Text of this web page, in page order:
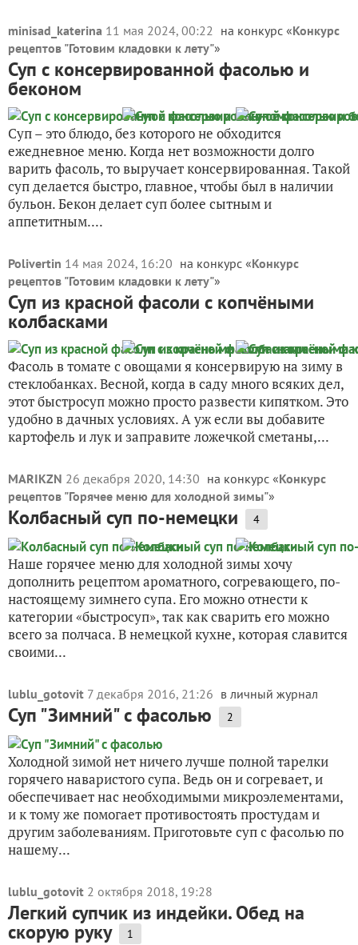
minisad_katerina 11 мая 2024, 00:22 на конкурс «Конкурс
рецептов "Готовим кладовки к лету"»
Суп с консервированной фасолью и
беконом
Суп – это блюдо, без которого не обходится
ежедневное меню. Когда нет возможности долго
варить фасоль, то выручает консервированная. Такой
суп делается быстро, главное, чтобы был в наличии
бульон. Бекон делает суп более сытным и
аппетитным....
Polivertin 14 мая 2024, 16:20 на конкурс «Конкурс
рецептов "Готовим кладовки к лету"»
Суп из красной фасоли с копчёными
колбасками
Фасоль в томате с овощами я консервирую на зиму в
стеклобанках. Весной, когда в саду много всяких дел,
этот быстросуп можно просто развести кипятком. Это
удобно в дачных условиях. А уж если вы добавите
картофель и лук и заправите ложечкой сметаны,...
MARIKZN 26 декабря 2020, 14:30 на конкурс «Конкурс
рецептов "Горячее меню для холодной зимы"»
Колбасный суп по-немецки 4
Наше горячее меню для холодной зимы хочу
дополнить рецептом ароматного, согревающего, по-
настоящему зимнего супа. Его можно отнести к
категории «быстросуп», так как сварить его можно
всего за полчаса. В немецкой кухне, которая славится
своими...
lublu_gotovit 7 декабря 2016, 21:26 в личный журнал
Суп "Зимний" с фасолью 2
Холодной зимой нет ничего лучше полной тарелки
горячего наваристого супа. Ведь он и согревает, и
обеспечивает нас необходимыми микроэлементами,
и к тому же помогает противостоять простудам и
другим заболеваниям. Приготовьте суп с фасолью по
нашему...
lublu_gotovit 2 октября 2018, 19:28
Легкий супчик из индейки. Обед на
скорую руку 1